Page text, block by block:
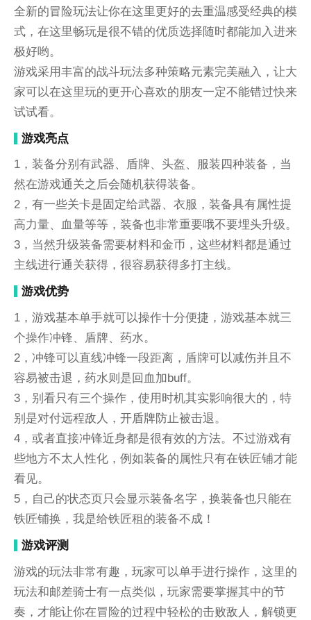
全新的冒险玩法让你在这里更好的去重温感受经典的模
式，在这里畅玩是很不错的优质选择随时都能加入进来
极好哟。
游戏采用丰富的战斗玩法多种策略元素完美融入，让大
家可以在这里玩的更开心喜欢的朋友一定不能错过快来
试试看。
游戏亮点
1，装备分别有武器、盾牌、头盔、服装四种装备，当
然在游戏通关之后会随机获得装备。
2，有一些关卡是固定给武器、衣服，装备具有属性提
高力量、血量等等，装备也非常重要哦不要埋头升级。
3，当然升级装备需要材料和金币，这些材料都是通过
主线进行通关获得，很容易获得多打主线。
游戏优势
1，游戏基本单手就可以操作十分便捷，游戏基本就三
个操作冲锋、盾牌、药水。
2，冲锋可以直线冲锋一段距离，盾牌可以减伤并且不
容易被击退，药水则是回血加buff。
3，别看只有三个操作，使用时机其实影响很大的，特
别是对付远程敌人，开盾牌防止被击退。
4，或者直接冲锋近身都是很有效的方法。不过游戏有
些地方不太人性化，例如装备的属性只有在铁匠铺才能
看见。
5，自己的状态页只会显示装备名字，换装备也只能在
铁匠铺换，我是给铁匠租的装备不成！
游戏评测
游戏的玩法非常有趣，玩家可以单手进行操作，这里的
玩法和邮差骑士有一点类似，玩家需要掌握其中的节
奏，才能让你在冒险的过程中轻松的击败敌人，解锁更